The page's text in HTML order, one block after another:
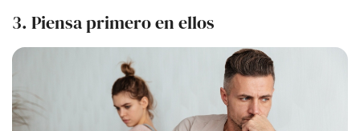
3. Piensa primero en ellos